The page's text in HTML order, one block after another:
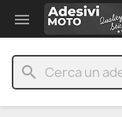

search